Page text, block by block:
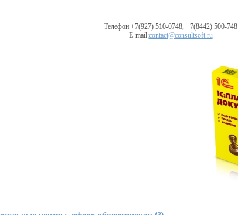
Телефон +7(927) 510-0748, +7(8442) 500-748
E-mail:contact@consultsoft.ru